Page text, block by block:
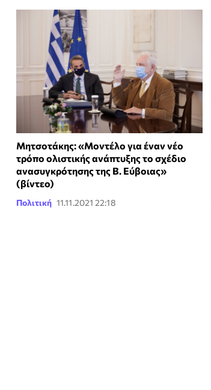
Μητσοτάκης: «Μοντέλο για έναν νέο
τρόπο ολιστικής ανάπτυξης το σχέδιο
ανασυγκρότησης της Β. Εύβοιας»
(βίντεο)
Πολιτική 11.11.2021 22:18